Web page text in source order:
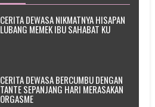
CERITA DEWASA NIKMATNYA HISAPAN
LUBANG MEMEK IBU SAHABAT KU
CERITA DEWASA BERCUMBU DENGAN
TANTE SEPANJANG HARI MERASAKAN
ORGASME